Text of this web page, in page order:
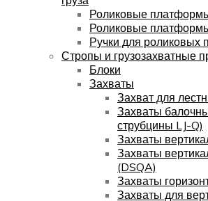
Роликовые
Роликовые
Ручки для роликовых
Стропы и грузозахватные
Блоки
Захваты
Захват для
Захваты
струбцины LJ-Q)
Захваты
Захваты
(DSQA)
Захваты
Захваты для